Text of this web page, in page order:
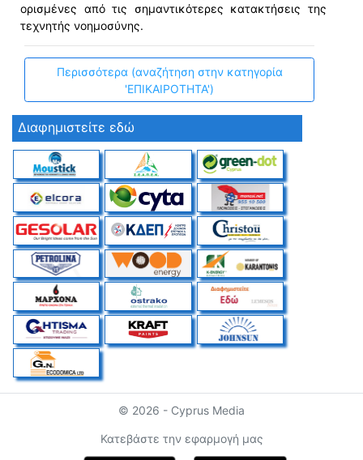
ορισμένες από τις σημαντικότερες κατακτήσεις της
τεχνητής νοημοσύνης.
Περισσότερα (αναζήτηση στην κατηγορία
'ΕΠΙΚΑΙΡΟΤΗΤΑ')
Διαφημιστείτε εδώ
© 2026 - Cyprus Media
Κατεβάστε την εφαρμογή μας